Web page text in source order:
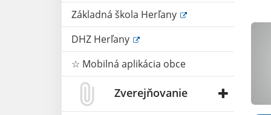
Základná škola Herľany
DHZ Herľany
☆ Mobilná aplikácia obce
Zverejňovanie
18. JÚN 2025 Aktuality 10. JÚN 2025